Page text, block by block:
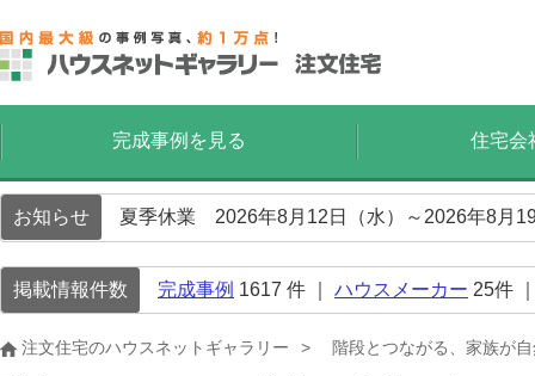
完成事例を見る 住宅会
お知らせ 夏季休業 2026年8月12日（水）～2026年8月
掲載情報件数 完成事例 1617 件 ｜ ハウスメーカー 25件
注文住宅のハウスネットギャラリー 階段とつながる、家族が